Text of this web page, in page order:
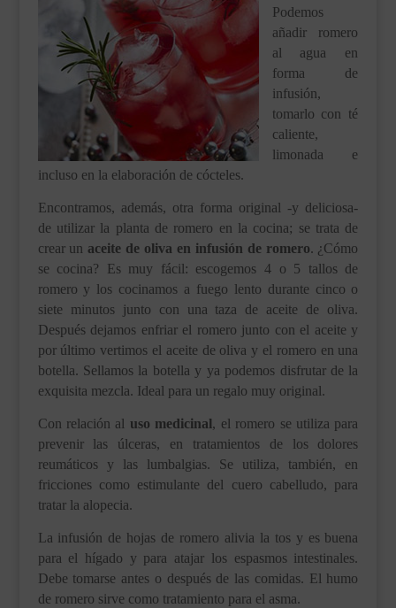
Podemos
añadir romero
al agua en
forma de
infusión,
tomarlo con té
caliente,
limonada e
incluso en la elaboración de cócteles.
Encontramos, además, otra forma original -y deliciosa-
de utilizar la planta de romero en la cocina; se trata de
crear un aceite de oliva en infusión de romero. ¿Cómo
se cocina? Es muy fácil: escogemos 4 o 5 tallos de
romero y los cocinamos a fuego lento durante cinco o
siete minutos junto con una taza de aceite de oliva.
Después dejamos enfriar el romero junto con el aceite y
por último vertimos el aceite de oliva y el romero en una
botella. Sellamos la botella y ya podemos disfrutar de la
exquisita mezcla. Ideal para un regalo muy original.
Con relación al uso medicinal, el romero se utiliza para
prevenir las úlceras, en tratamientos de los dolores
reumáticos y las lumbalgias. Se utiliza, también, en
fricciones como estimulante del cuero cabelludo, para
tratar la alopecia.
La infusión de hojas de romero alivia la tos y es buena
para el hígado y para atajar los espasmos intestinales.
Debe tomarse antes o después de las comidas. El humo
de romero sirve como tratamiento para el asma.